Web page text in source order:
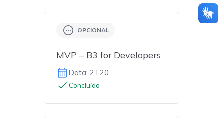
OPCIONAL
MVP – B3 for Developers
Data: 2T20
Concluído